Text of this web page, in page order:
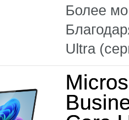
Более
Ultra